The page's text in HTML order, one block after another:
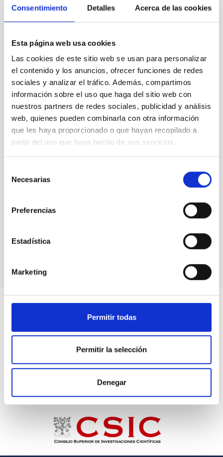
Consentimiento Detalles Acerca de las cookies
Esta página web usa cookies
Las cookies de este sitio web se usan para personalizar
el contenido y los anuncios, ofrecer funciones de redes
sociales y analizar el tráfico. Además, compartimos
información sobre el uso que haga del sitio web con
nuestros partners de redes sociales, publicidad y análisis
web, quienes pueden combinarla con otra información
que les haya proporcionado o que hayan recopilado a
partir del uso que haya hecho de sus servicios.
Necesarias
Preferencias
Estadística
Marketing
Permitir todas
Permitir la selección
Denegar
GHaFaS
Instrumento Espectrógrafo
NICS
Instrumento